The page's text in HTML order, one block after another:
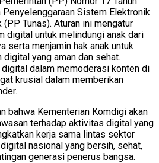
Sistem Elektronik
Tunas). Aturan ini mengatur
digital untuk melindungi anak dari
serta menjamin hak anak untuk
yang aman dan sehat.
dalam memoderasi konten di
krusial dalam memberikan
bahwa Kementerian Komdigi akan
terhadap aktivitas digital yang
kerja sama lintas sektor
nasional yang bersih, sehat,
generasi penerus bangsa.